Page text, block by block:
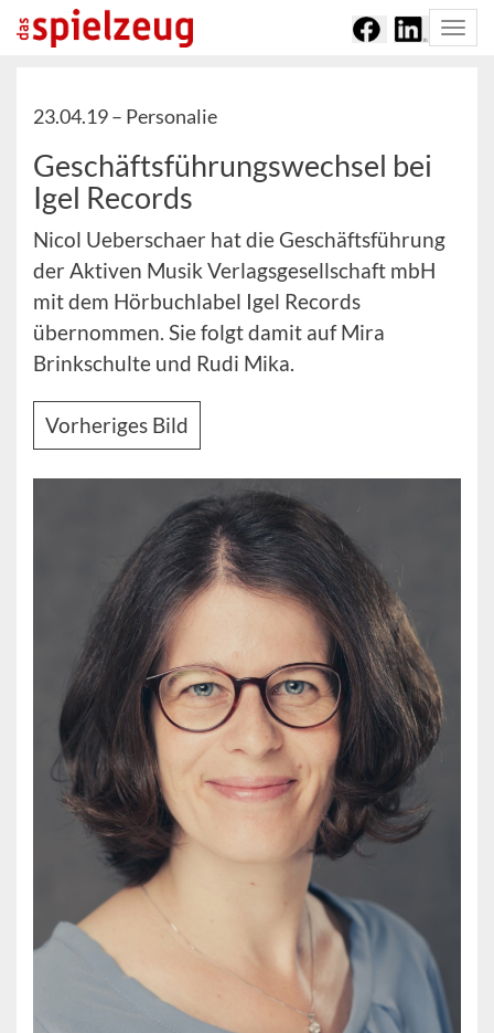
23.04.19 – Personalie
Geschäftsführungswechsel bei
Igel Records
Nicol Ueberschaer hat die Geschäftsführung
der Aktiven Musik Verlagsgesellschaft mbH
mit dem Hörbuchlabel Igel Records
übernommen. Sie folgt damit auf Mira
Brinkschulte und Rudi Mika.
Vorheriges Bild